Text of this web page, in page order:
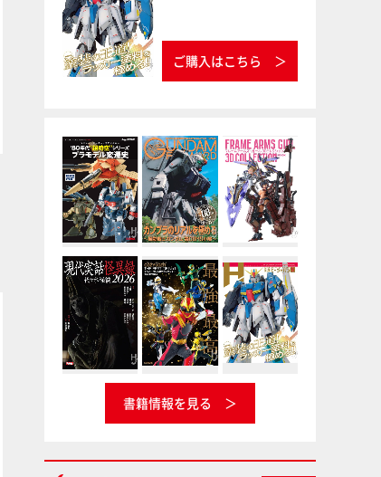
キャラクター・プラモデル・
アーカイブVol.002 マクロ
ス・オーガス・サザンクロ
ス ‘80 年代“超時空”シリーズ
3,630円(税込)
ャー公式完全読本
2026/07/27
ガンダム
ご購入はこちら
書籍情報を見る